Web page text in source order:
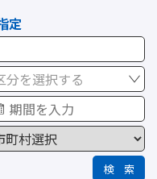
表示
定
分を選択する